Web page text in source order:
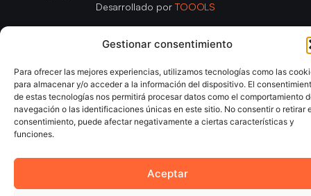
Gestionar consentimiento
Para ofrecer las mejores experiencias, utilizamos tecnologías como las
para almacenar y/o acceder a la información del dispositivo. El
de estas tecnologías nos permitirá procesar datos como el comportamiento
navegación o las identificaciones únicas en este sitio. No consentir o retirar
consentimiento, puede afectar negativamente a ciertas características y
funciones.
Aceptar
Desarrollado por TOOOLS
Política de CookiesPolítica de Privacidad